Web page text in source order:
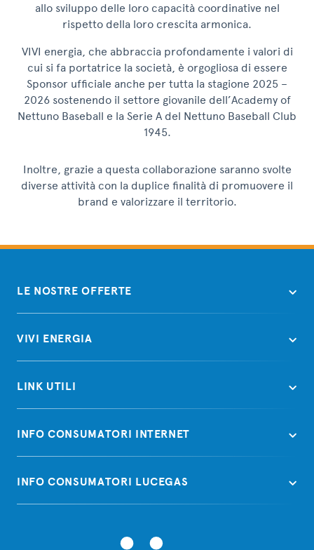
allo sviluppo delle loro capacità coordinative nel
rispetto della loro crescita armonica.
VIVI energia, che abbraccia profondamente i valori di
cui si fa portatrice la società, è orgogliosa di essere
Sponsor ufficiale anche per tutta la stagione 2025 –
2026 sostenendo il settore giovanile dell’Academy of
Nettuno Baseball e la Serie A del Nettuno Baseball Club
1945.
Inoltre, grazie a questa collaborazione saranno svolte
diverse attività con la duplice finalità di promuovere il
brand e valorizzare il territorio.
LE NOSTRE OFFERTE
VIVI ENERGIA
LINK UTILI
INFO CONSUMATORI INTERNET
INFO CONSUMATORI LUCEGAS